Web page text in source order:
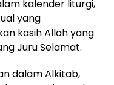
kalender liturgi,
yang
kasih Allah yang
Juru Selamat.
dalam Alkitab,